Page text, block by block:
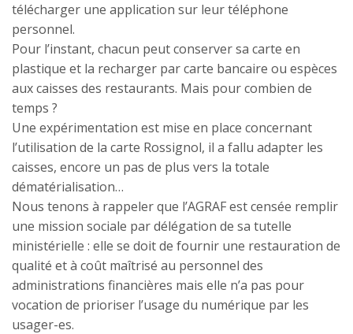
télécharger une application sur leur téléphone
personnel.
Pour l’instant, chacun peut conserver sa carte en
plastique et la recharger par carte bancaire ou espèces
aux caisses des restaurants. Mais pour combien de
temps ?
Une expérimentation est mise en place concernant
l’utilisation de la carte Rossignol, il a fallu adapter les
caisses, encore un pas de plus vers la totale
dématérialisation…
Nous tenons à rappeler que l’AGRAF est censée remplir
une mission sociale par délégation de sa tutelle
ministérielle : elle se doit de fournir une restauration de
qualité et à coût maîtrisé au personnel des
administrations financières mais elle n’a pas pour
vocation de prioriser l’usage du numérique par les
usager-es.